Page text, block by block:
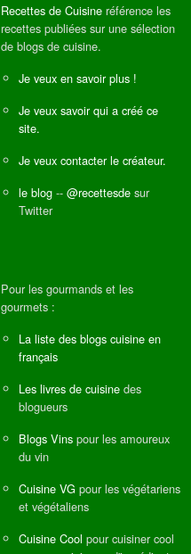
Recettes de Cuisine référence les
recettes publiées sur une sélection
de blogs de cuisine.
Je veux en savoir plus !
Je veux savoir qui a créé ce
site.
Je veux contacter le créateur.
le blog -- @recettesde sur
Twitter
Pour les gourmands et les
gourmets :
La liste des blogs cuisine en
français
Les livres de cuisine des
blogueurs
Blogs Vins pour les amoureux
du vin
Cuisine VG pour les végétariens
et végétaliens
Cuisine Cool pour cuisiner cool